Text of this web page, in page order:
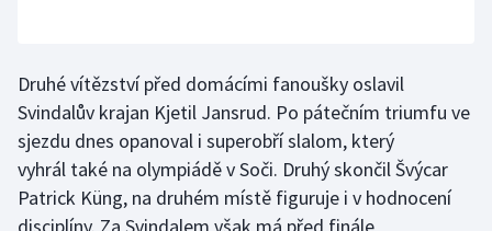
Parasport
Plavání
Plážový volejbal
Druhé vítězství před domácími fanoušky oslavil
Svindalův krajan Kjetil Jansrud. Po pátečním triumfu ve
sjezdu dnes opanoval i superobří slalom, který
vyhrál také na olympiádě v Soči. Druhý skončil Švýcar
Patrick Küng, na druhém místě figuruje i v hodnocení